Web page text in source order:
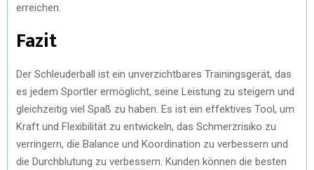
erreichen.
Fazit
Der Schleuderball ist ein unverzichtbares Trainingsgerät, das
es jedem Sportler ermöglicht, seine Leistung zu steigern und
gleichzeitig viel Spaß zu haben. Es ist ein effektives Tool, um
Kraft und Flexibilität zu entwickeln, das Schmerzrisiko zu
verringern, die Balance und Koordination zu verbessern und
die Durchblutung zu verbessern. Kunden können die besten